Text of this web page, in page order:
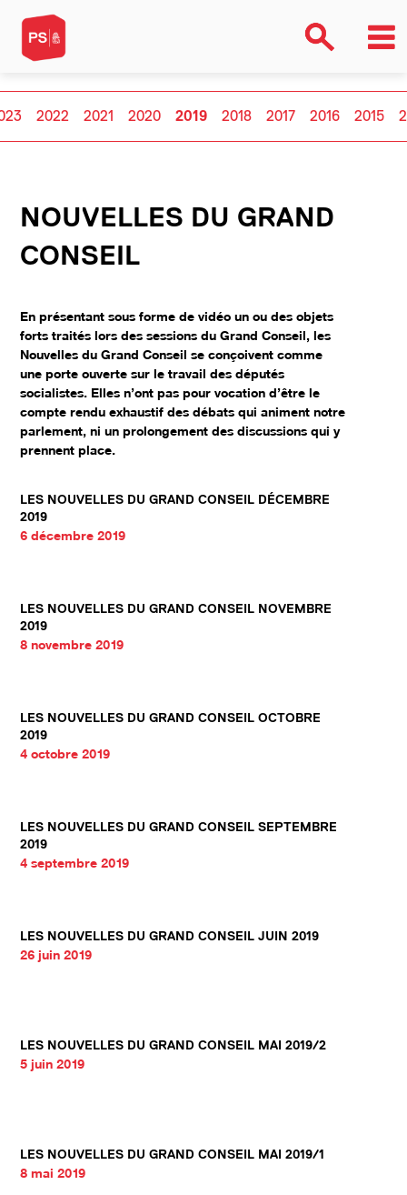
2022 2021 2020 2019 2018 2017 2016 2015
NOUVELLES DU GRAND
CONSEIL
En présentant sous forme de vidéo un ou des objets
forts traités lors des sessions du Grand Conseil, les
Nouvelles du Grand Conseil se conçoivent comme
une porte ouverte sur le travail des députés
socialistes. Elles n’ont pas pour vocation d’être le
compte rendu exhaustif des débats qui animent notre
parlement, ni un prolongement des discussions qui y
prennent place.
LES NOUVELLES DU GRAND CONSEIL DÉCEMBRE
2019
6 décembre 2019
LES NOUVELLES DU GRAND CONSEIL NOVEMBRE
2019
8 novembre 2019
LES NOUVELLES DU GRAND CONSEIL OCTOBRE
2019
4 octobre 2019
LES NOUVELLES DU GRAND CONSEIL SEPTEMBRE
2019
4 septembre 2019
LES NOUVELLES DU GRAND CONSEIL JUIN 2019
26 juin 2019
LES NOUVELLES DU GRAND CONSEIL MAI 2019/2
5 juin 2019
LES NOUVELLES DU GRAND CONSEIL MAI 2019/1
8 mai 2019